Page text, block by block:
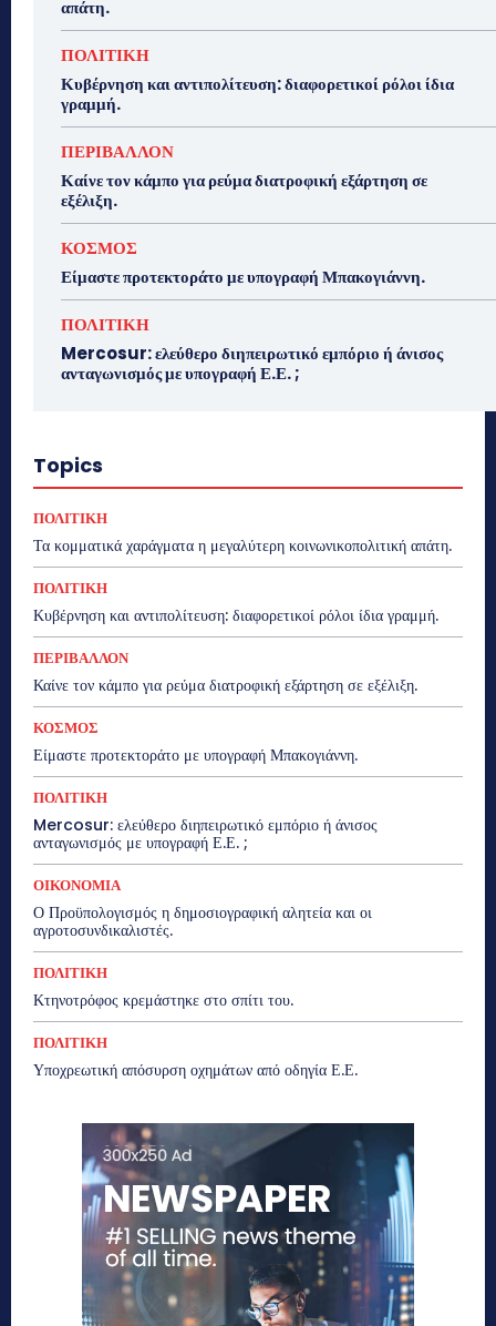
απάτη.
ΠΟΛΙΤΙΚΗ
Κυβέρνηση και αντιπολίτευση: διαφορετικοί ρόλοι ίδια
γραμμή.
ΠΕΡΙΒΑΛΛΟΝ
Καίνε τον κάμπο για ρεύμα διατροφική εξάρτηση σε
εξέλιξη.
ΚΟΣΜΟΣ
Είμαστε προτεκτοράτο με υπογραφή Μπακογιάννη.
ΠΟΛΙΤΙΚΗ
Mercosur: ελεύθερο διηπειρωτικό εμπόριο ή άνισος
ανταγωνισμός με υπογραφή Ε.Ε. ;
Topics
ΠΟΛΙΤΙΚΗ
Τα κομματικά χαράγματα η μεγαλύτερη κοινωνικοπολιτική απάτη.
ΠΟΛΙΤΙΚΗ
Κυβέρνηση και αντιπολίτευση: διαφορετικοί ρόλοι ίδια γραμμή.
ΠΕΡΙΒΑΛΛΟΝ
Καίνε τον κάμπο για ρεύμα διατροφική εξάρτηση σε εξέλιξη.
ΚΟΣΜΟΣ
Είμαστε προτεκτοράτο με υπογραφή Μπακογιάννη.
ΠΟΛΙΤΙΚΗ
Mercosur: ελεύθερο διηπειρωτικό εμπόριο ή άνισος
ανταγωνισμός με υπογραφή Ε.Ε. ;
ΟΙΚΟΝΟΜΙΑ
Ο Προϋπολογισμός η δημοσιογραφική αλητεία και οι
αγροτοσυνδικαλιστές.
ΠΟΛΙΤΙΚΗ
Κτηνοτρόφος κρεμάστηκε στο σπίτι του.
ΠΟΛΙΤΙΚΗ
Υποχρεωτική απόσυρση οχημάτων από οδηγία Ε.Ε.